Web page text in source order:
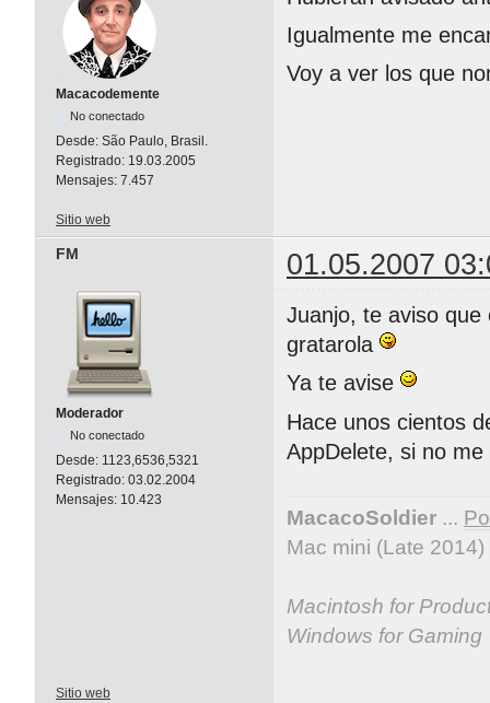
Macacodemente
No conectado
Desde: São Paulo, Brasil.
Registrado: 19.03.2005
Mensajes: 7.457
Igualmente me
Voy a ver los que
Sitio web
FM 01.05.2007
Moderador
No conectado
Desde: 1123,6536,5321
Registrado: 03.02.2004
Mensajes: 10.423
Juanjo, te aviso que
gratarola
Ya te avise
Hace unos cientos
AppDelete, si no
MacacoSoldier ...
Mac mini (Late
Macintosh for
Windows for Gaming
Sitio web